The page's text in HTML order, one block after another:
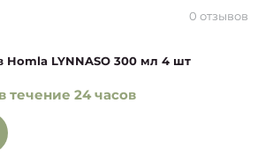
0 отзывов
Homla LYNNASO 300 мл 4 шт
течение 24 часов